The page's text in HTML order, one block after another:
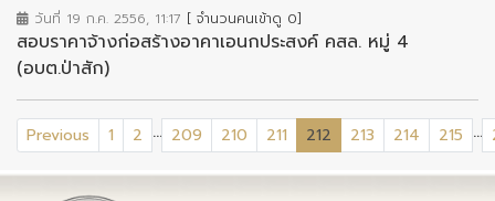
วันที่ 19 ก.ค. 2556, 11:17 [ จำนวนคนเข้าดู 0]
สอบราคาจ้างก่อสร้างอาคาเอนกประสงค์ คสล. หมู่ 4
(อบต.ป่าสัก)
Previous 1 2 ... 209 210 211 212 (current)
213 214 215 ...